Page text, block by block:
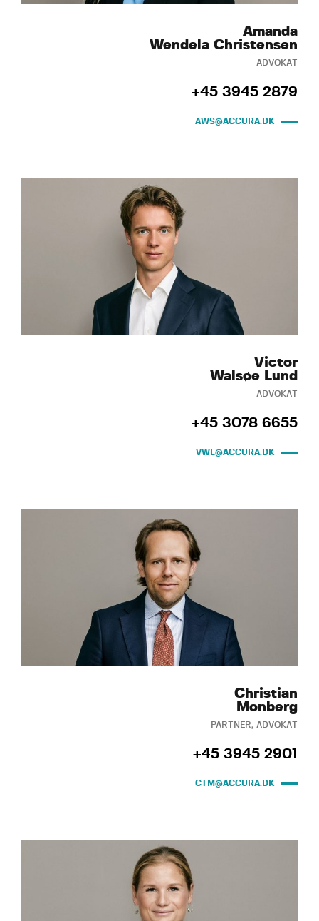
Amanda
Wendela Christensen
ADVOKAT
+45 3945 2879
AWS@ACCURA.DK
Victor
Walsøe Lund
ADVOKAT
+45 3078 6655
VWL@ACCURA.DK
Christian
Monberg
PARTNER, ADVOKAT
+45 3945 2901
CTM@ACCURA.DK